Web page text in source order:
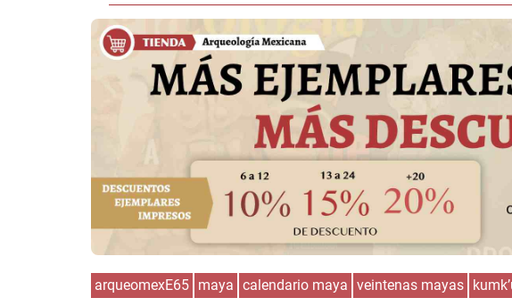
arqueomexE65 maya calendario maya veintenas mayas